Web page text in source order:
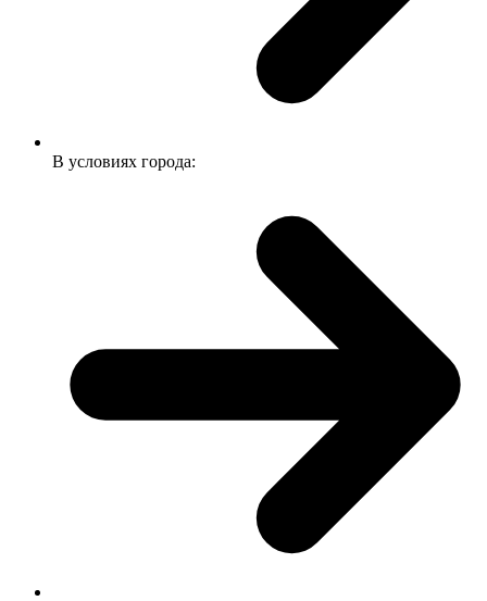
В условиях города: